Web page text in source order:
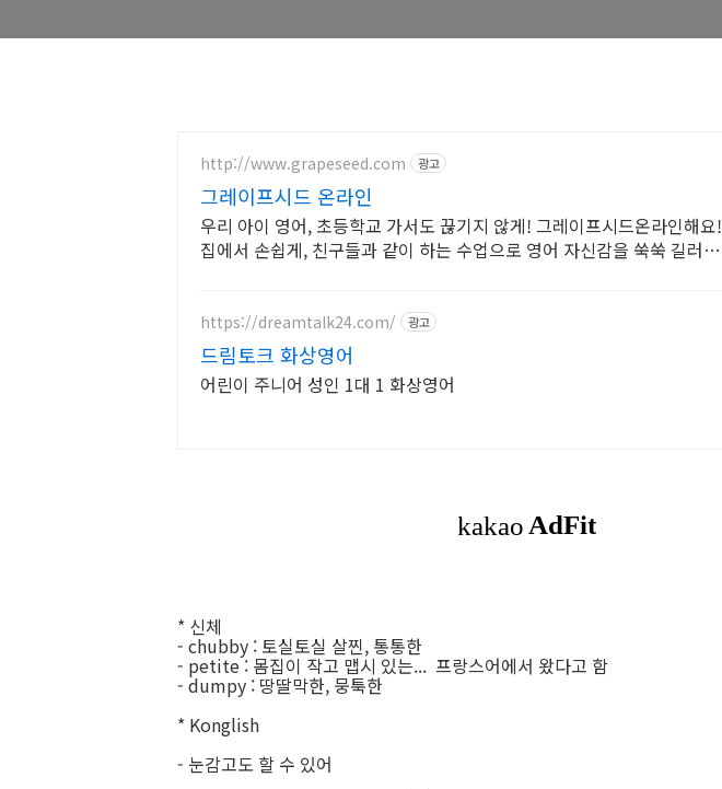
http://www.grapeseed.com 광고
그레이프시드 온라인
우리 아이 영어, 초등학교 가서도 끊기지 않게! 그레이프시드온라인해요!
집에서 손쉽게, 친구들과 같이 하는 수업으로 영어 자신감을 쑥쑥 길러보
https://dreamtalk24.com/ 광고
드림토크 화상영어
어린이 주니어 성인 1대 1 화상영어
* 신체
- chubby : 토실토실 살찐, 통통한
- petite : 몸집이 작고 맵시 있는... 프랑스어에서 왔다고 함
- dumpy : 땅딸막한, 뭉툭한
* Konglish
- 눈감고도 할 수 있어